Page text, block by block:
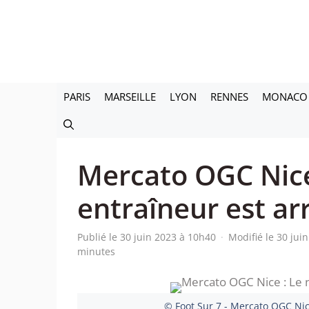
PARIS MARSEILLE LYON RENNES MONACO
Mercato OGC
entraîneur est
Publié le 30 juin 2023 à 10h40 · Modifié le 30
minutes
© Foot Sur 7 - Mercato OGC